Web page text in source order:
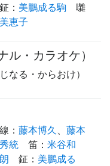
鉦 ： 美鵬成る駒
囃
恵子
ル・カラオケ）
なる・からおけ）
： 藤本博久 、 藤本
統 笛 ： 米谷和
鉦 ： 美鵬成る